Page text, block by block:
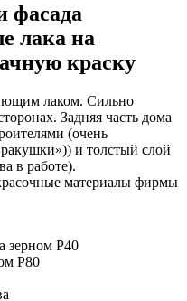
фасада
лака на
краску
лаком. Сильно
Задняя часть дома
(очень
и толстый слой
в работе).
материалы фирмы
зерном Р40
Р80